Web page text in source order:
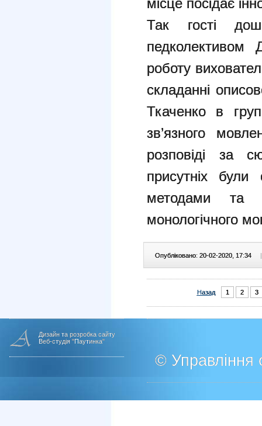
Так гості
педколективом
роботу
складанні
Ткаченко в
зв’язного
розповіді за
присутніх були
методами та
монологічного
Опубліковано: 20-02-2020, 17:34 |
Назад 1 2 3
Дизайн та розробка сайту
Веб-студія "Паутинка"
© Управління